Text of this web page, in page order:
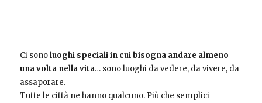
Ci sonoluoghi speciali in cui bisogna andare almeno
una volta nella vita… sono luoghi da vedere, da vivere, da
assaporare.
Tutte le città ne hanno qualcuno. Più che semplici